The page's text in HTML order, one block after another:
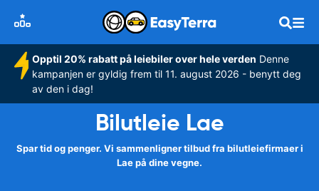
Opptil 20% rabatt på leiebiler over hele verden Denne
kampanjen er gyldig frem til 11. august 2026 - benytt deg
av den i dag!
Bilutleie Lae
Spar tid og penger. Vi sammenligner tilbud fra bilutleiefirmaer i
Lae på dine vegne.